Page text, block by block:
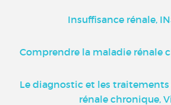
Insuffisance rénale,
Comprendre la maladie rénale
Le diagnostic et les
rénale chronique,